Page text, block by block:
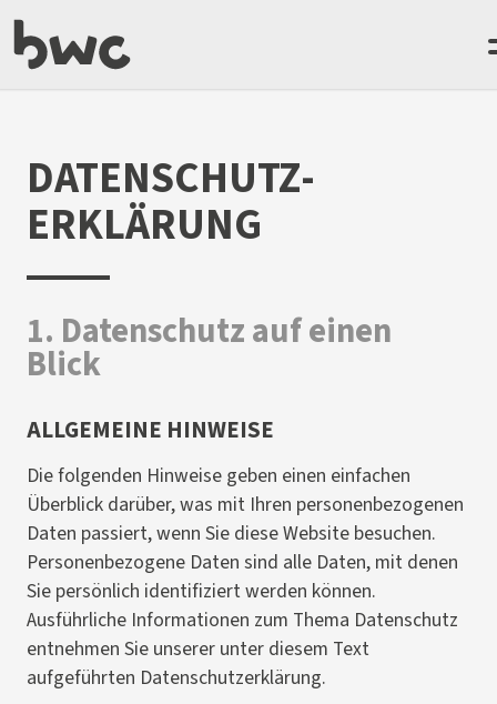
DATENSCHUTZ­
ERKLÄRUNG
1. Datenschutz auf einen
Blick
ALLGEMEINE HINWEISE
Die folgenden Hinweise geben einen einfachen
Überblick darüber, was mit Ihren personenbezogenen
Daten passiert, wenn Sie diese Website besuchen.
Personenbezogene Daten sind alle Daten, mit denen
Sie persönlich identifiziert werden können.
Ausführliche Informationen zum Thema Datenschutz
entnehmen Sie unserer unter diesem Text
aufgeführten Datenschutzerklärung.